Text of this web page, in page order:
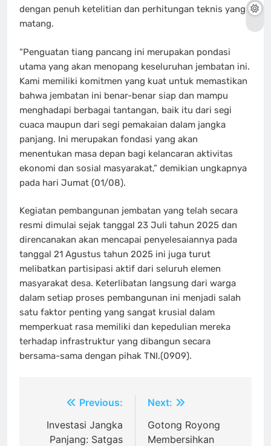
dengan penuh ketelitian dan perhitungan teknis yang
matang.
“Penguatan tiang pancang ini merupakan pondasi
utama yang akan menopang keseluruhan jembatan ini.
Kami memiliki komitmen yang kuat untuk memastikan
bahwa jembatan ini benar-benar siap dan mampu
menghadapi berbagai tantangan, baik itu dari segi
cuaca maupun dari segi pemakaian dalam jangka
panjang. Ini merupakan fondasi yang akan
menentukan masa depan bagi kelancaran aktivitas
ekonomi dan sosial masyarakat,” demikian ungkapnya
pada hari Jumat (01/08).
Kegiatan pembangunan jembatan yang telah secara
resmi dimulai sejak tanggal 23 Juli tahun 2025 dan
direncanakan akan mencapai penyelesaiannya pada
tanggal 21 Agustus tahun 2025 ini juga turut
melibatkan partisipasi aktif dari seluruh elemen
masyarakat desa. Keterlibatan langsung dari warga
dalam setiap proses pembangunan ini menjadi salah
satu faktor penting yang sangat krusial dalam
memperkuat rasa memiliki dan kepedulian mereka
terhadap infrastruktur yang dibangun secara
bersama-sama dengan pihak TNI.(0909).
Navigasi
pos
Previous:
Investasi Jangka
Panjang: Satgas
Next:
Gotong Royong
Membersihkan